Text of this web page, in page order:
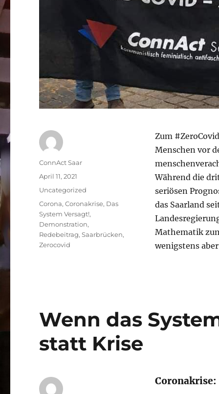
Zum
Menschen vor
Während die
seriösen
das Saarland
Mathematik
wenigstens
Autor
ConnAct Saar
Veröffentlicht
am
April 11, 2021
Kategorien
Uncategorized
Schlagwörter
Corona,Coronakrise, Das
System Versagt!,
Demonstration,
Redebeitrag,Saarbrücken,
Zerocovid
Wenn das
statt Krise
Coronakrise: